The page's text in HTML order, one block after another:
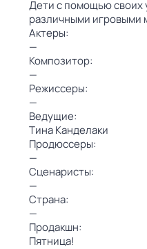
Дети с помощью своих
различными игровыми
Актеры:
—
Композитор:
—
Режиссеры:
—
Ведущие:
Тина Канделаки
Продюссеры:
—
Сценаристы:
—
Страна:
—
Продакшн:
Пятница!